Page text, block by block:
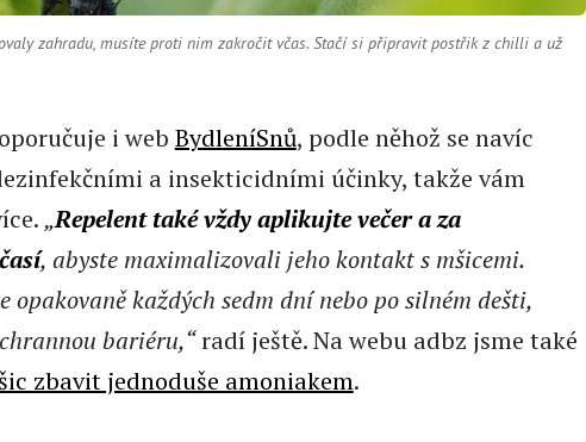
zahradu, musíte proti nim zakročit včas. Stačí si připravit postřik z chilli a už
i web BydleníSnů, podle něhož se navíc
a insekticidními účinky, takže vám
„Repelent také vždy aplikujte večer a za
, abyste maximalizovali jeho kontakt s mšicemi.
opakovaně každých sedm dní nebo po silném dešti,
bariéru,“radí ještě. Na webu adbz jsme také
zbavit jednoduše amoniakem.